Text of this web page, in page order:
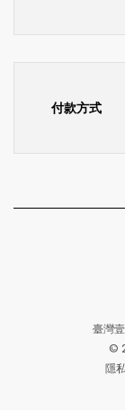
付款方式
臺灣
©
隱